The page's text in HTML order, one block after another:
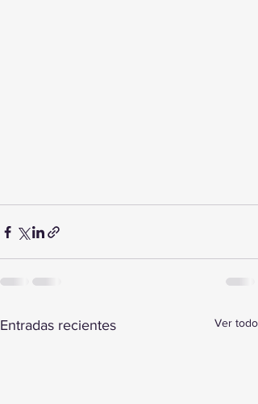
Entradas recientes Ver todo